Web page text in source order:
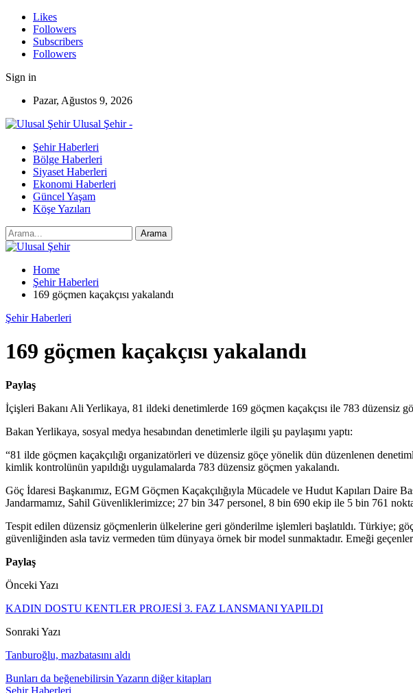
Likes
Followers
Subscribers
Followers
Sign in
Pazar, Ağustos 9, 2026
Ulusal Şehir -
Şehir Haberleri
Bölge Haberleri
Siyaset Haberleri
Ekonomi Haberleri
Güncel Yaşam
Köşe Yazıları
Home
Şehir Haberleri
169 göçmen kaçakçısı yakalandı
Şehir Haberleri
169 göçmen kaçakçısı yakalandı
Paylaş
İçişleri Bakanı Ali Yerlikaya, 81 ildeki denetimlerde 169 göçmen kaçakçısı ile 783 düzensiz
Bakan Yerlikaya, sosyal medya hesabından denetimlerle ilgili şu paylaşımı yaptı:
“81 ilde göçmen kaçakçılığı organizatörleri ve düzensiz göçe yönelik dün düzenlenen
kimlik kontrolünün yapıldığı uygulamalarda 783 düzensiz göçmen yakalandı.
Göç İdaresi Başkanımız, EGM Göçmen Kaçakçılığıyla Mücadele ve Hudut Kapıları Daire
Jandarmamız, Sahil Güvenliklerimizce; 27 bin 347 personel, 8 bin 690 ekip ile 5 bin 761
Tespit edilen düzensiz göçmenlerin ülkelerine geri gönderilme işlemleri başlatıldı. Türkiye;
güvenliğinden asla taviz vermeden tüm dünyaya örnek bir model sunmaktadır. Emeği
Paylaş
Önceki Yazı
KADIN DOSTU KENTLER PROJESİ 3. FAZ LANSMANI YAPILDI
Sonraki Yazı
Tanburoğlu, mazbatasını aldı
Bunları da beğenebilirsin Yazarın diğer kitapları
Şehir Haberleri